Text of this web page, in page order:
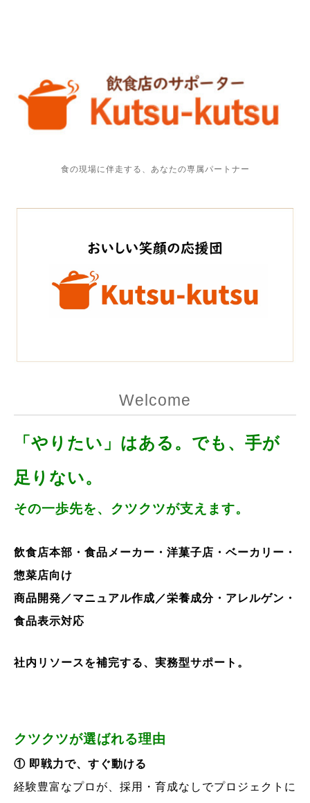
食の現場に伴走する、あなたの専属パートナー
Welcome
「やりたい」はある。でも、手が
足りない。
その一歩先を、クツクツが支えます。
飲食店本部・食品メーカー・洋菓子店・ベーカリー・
惣菜店向け
商品開発／マニュアル作成／栄養成分・アレルゲン・
食品表示対応
社内リソースを補完する、実務型サポート。
クツクツが選ばれる理由
① 即戦力で、すぐ動ける
経験豊富なプロが、採用・育成なしでプロジェクトに